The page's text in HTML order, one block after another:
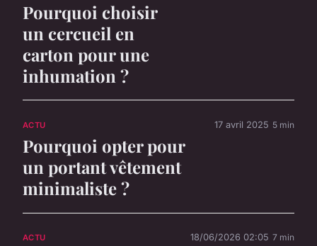
Pourquoi choisir
un cercueil en
carton pour une
inhumation ?
ACTU
Pourquoi opter pour
un portant vêtement
minimaliste ?
17 avril 2025 5 min
ACTU 18/06/2026 02:05 7 min